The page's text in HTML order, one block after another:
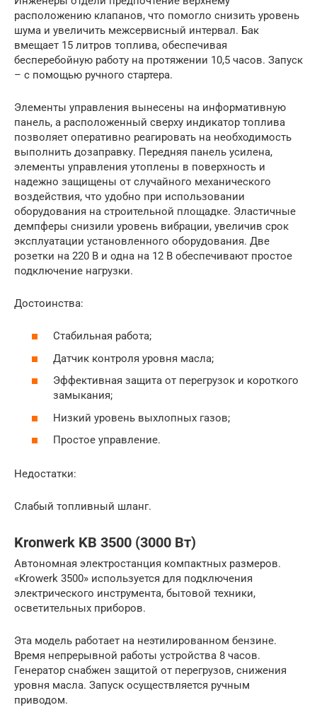
расположению клапанов, что помогло снизить уровень
шума и увеличить межсервисный интервал. Бак
вмещает 15 литров топлива, обеспечивая
бесперебойную работу на протяжении 10,5 часов. Запуск
– с помощью ручного стартера.
Элементы управления вынесены на информативную
панель, а расположенный сверху индикатор топлива
позволяет оперативно реагировать на необходимость
выполнить дозаправку. Передняя панель усилена,
элементы управления утоплены в поверхность и
надежно защищены от случайного механического
воздействия, что удобно при использовании
оборудования на строительной площадке. Эластичные
демпферы снизили уровень вибрации, увеличив срок
эксплуатации установленного оборудования. Две
розетки на 220 В и одна на 12 В обеспечивают простое
подключение нагрузки.
Достоинства:
Стабильная работа;
Датчик контроля уровня масла;
Эффективная защита от перегрузок и короткого
замыкания;
Низкий уровень выхлопных газов;
Простое управление.
Недостатки:
Слабый топливный шланг.
Kronwerk KB 3500 (3000 Вт)
Автономная электростанция компактных размеров.
«Krowerk 3500» используется для подключения
электрического инструмента, бытовой техники,
осветительных приборов.
Эта модель работает на неэтилированном бензине.
Время непрерывной работы устройства 8 часов.
Генератор снабжен защитой от перегрузов, снижения
уровня масла. Запуск осуществляется ручным
приводом.